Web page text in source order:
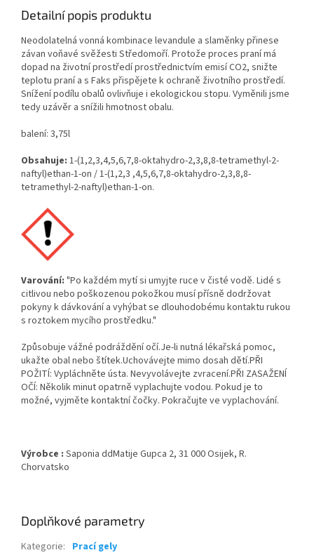
Detailní popis produktu
Neodolatelná vonná kombinace levandule a slaměnky přinese
závan voňavé svěžesti Středomoří. Protože proces praní má
dopad na životní prostředí prostřednictvím emisí CO2, snižte
teplotu praní a s Faks přispějete k ochraně životního prostředí.
Snížení podílu obalů ovlivňuje i ekologickou stopu. Vyměnili jsme
tedy uzávěr a snížili hmotnost obalu.
balení: 3,75l
Obsahuje: 1-(1,2,3,4,5,6,7,8-oktahydro-2,3,8,8-tetramethyl-2-
naftyl)ethan-1-on / 1-(1,2,3 ,4,5,6,7,8-oktahydro-2,3,8,8-
tetramethyl-2-naftyl)ethan-1-on.
Varování: "Po každém mytí si umyjte ruce v čisté vodě. Lidé s
citlivou nebo poškozenou pokožkou musí přísně dodržovat
pokyny k dávkování a vyhýbat se dlouhodobému kontaktu rukou
s roztokem mycího prostředku."
Způsobuje vážné podráždění očí.Je-li nutná lékařská pomoc,
ukažte obal nebo štítek.Uchovávejte mimo dosah dětí.PŘI
POŽITÍ: Vypláchněte ústa. Nevyvolávejte zvracení.PŘI ZASAŽENÍ
OČÍ: Několik minut opatrně vyplachujte vodou. Pokud je to
možné, vyjměte kontaktní čočky. Pokračujte ve vyplachování.
Výrobce : Saponia ddMatije Gupca 2, 31 000 Osijek, R.
Chorvatsko
Doplňkové parametry
Kategorie: Prací gely